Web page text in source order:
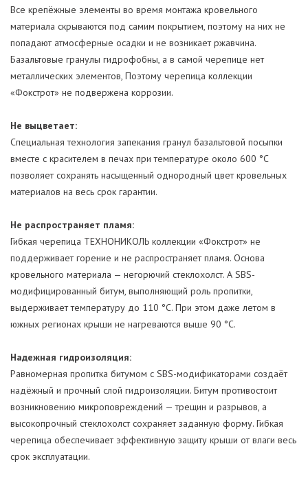
Все крепёжные элементы во время монтажа кровельного
материала скрываются под самим покрытием, поэтому на них не
попадают атмосферные осадки и не возникает ржавчина.
Базальтовые гранулы гидрофобны, а в самой черепице нет
металлических элементов, Поэтому черепица коллекции
«Фокстрот» не подвержена коррозии.
Не выцветает:
Специальная технология запекания гранул базальтовой посыпки
вместе с красителем в печах при температуре около 600 °C
позволяет сохранять насыщенный однородный цвет кровельных
материалов на весь срок гарантии.
Не распространяет пламя:
Гибкая черепица ТЕХНОНИКОЛЬ коллекции «Фокстрот» не
поддерживает горение и не распространяет пламя. Основа
кровельного материала — негорючий стеклохолст. А SBS-
модифицированный битум, выполняющий роль пропитки,
выдерживает температуру до 110 °C. При этом даже летом в
южных регионах крыши не нагреваются выше 90 °C.
Надежная гидроизоляция:
Равномерная пропитка битумом с SBS-модификаторами создаёт
надёжный и прочный слой гидроизоляции. Битум противостоит
возникновению микроповреждений — трещин и разрывов, а
высокопрочный стеклохолст сохраняет заданную форму. Гибкая
черепица обеспечивает эффективную защиту крыши от влаги весь
срок эксплуатации.